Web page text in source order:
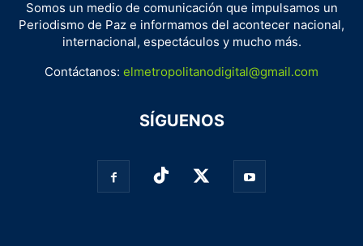
Somos un medio de comunicación que impulsamos un
Periodismo de Paz e informamos del acontecer nacional,
internacional, espectáculos y mucho más.
Contáctanos: elmetropolitanodigital@gmail.com
SÍGUENOS